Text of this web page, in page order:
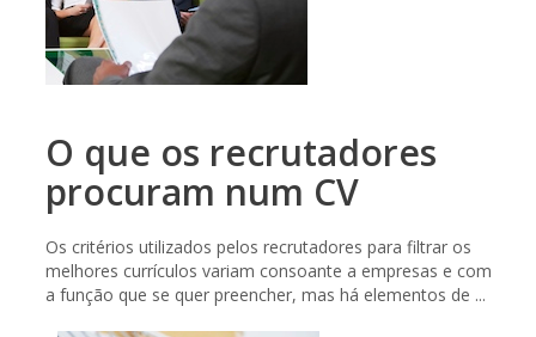
O que os recrutadores
procuram num CV
Os critérios utilizados pelos recrutadores para filtrar os
melhores currículos variam consoante a empresas e com
a função que se quer preencher, mas há elementos de ...